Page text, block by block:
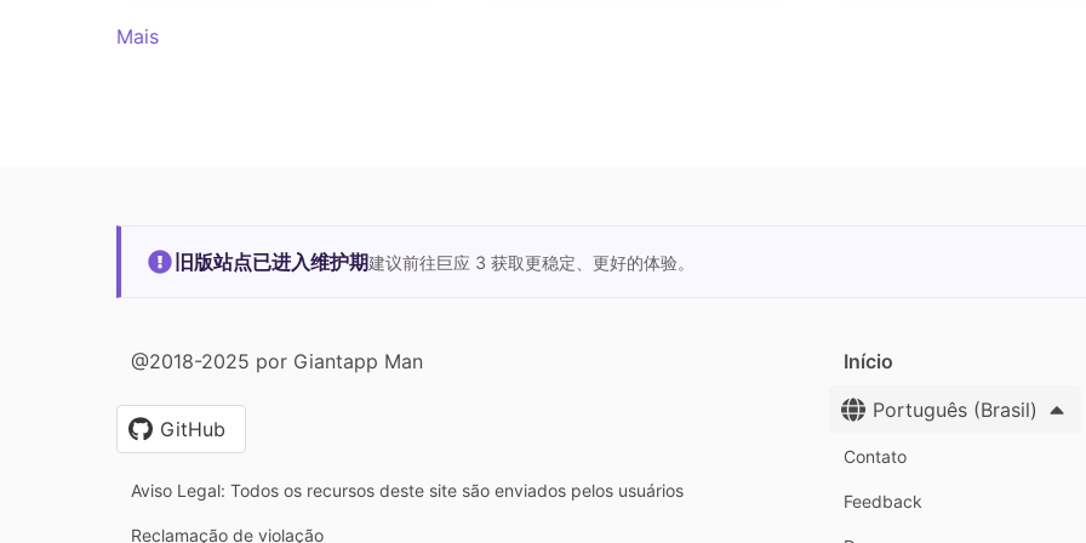
Mais
旧版站点已进入维护期建议前往巨应 3 获取更稳定、更好的体验。
@2018-2025 por Giantapp Man
GitHub
Aviso Legal: Todos os recursos deste site são enviados pelos usuários
Reclamação de violação
Início
Português (Brasil)
Contato
Feedback